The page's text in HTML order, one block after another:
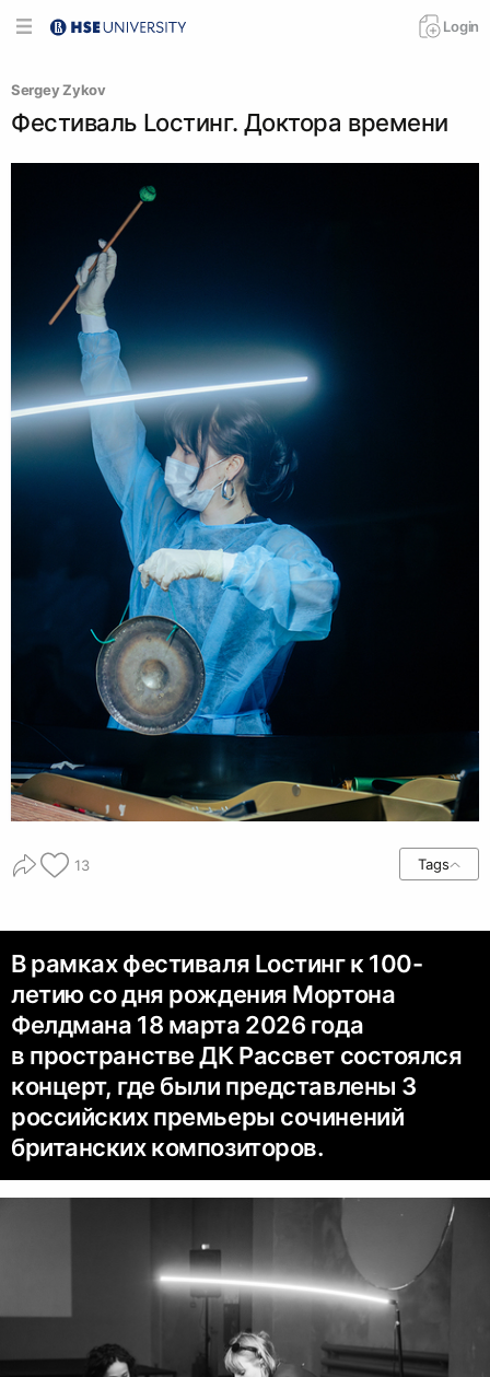
Login
Sergey Zykov
Фестиваль Lостинг. Доктора времени
13 Tags
В рамках фестиваля Lостинг к 100-
летию со дня рождения Мортона
Фелдмана 18 марта 2026 года
в пространстве ДК Рассвет состоялся
концерт, где были представлены 3
российских премьеры сочинений
британских композиторов.